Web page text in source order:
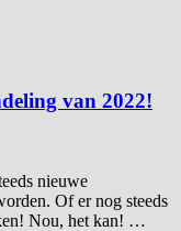
van 2022!
nieuwe
Of er nog steeds
Nou, het kan! …